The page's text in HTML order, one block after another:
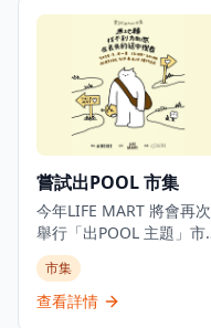
們不僅呈獻傳統茶行拼配
的味道，更會融入風靡全
球的抹茶，了解當中的前
世今生，以及經典港式奶
茶與花果茶，展現茶文化
的多樣風貌。活動包括
「一日奶茶拼藝師」體驗
工作坊、「一日茶師」工
作體驗、「新星茶莊：普
洱和諧之美」品鑑茶席、
宋式點茶體驗工作坊、
「香中別有韻」福建工夫
茶主題茶會等。讓世界看
見香港不僅是茶葉貿易的
嘗試出POOL 市集
今年LIFE MART 將會再次
舉行「出POOL 主題」市
集活動，是體驗創意市集
文化和支持本地設計師的
理想活動。市集將會分開
市集
查看詳情